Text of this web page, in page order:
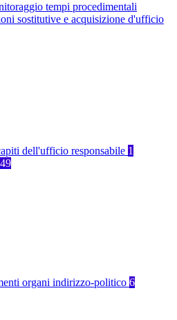
tempi procedimentali
sostitutive e acquisizione d'ufficio
dell'ufficio responsabile 1
organi indirizzo-politico 6